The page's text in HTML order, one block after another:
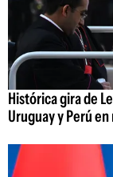
Histórica gira de
Uruguay y Perú